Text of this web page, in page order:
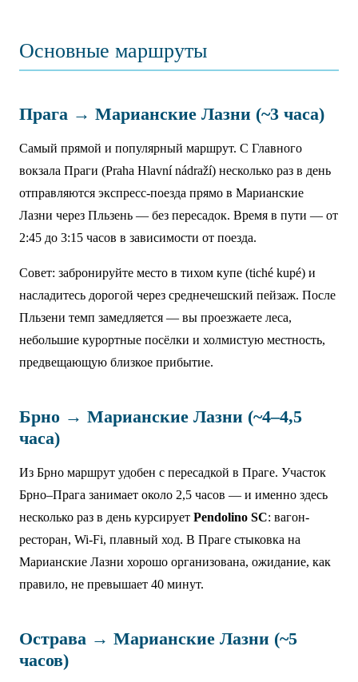
Основные маршруты
Прага → Марианские Лазни (~3 часа)
Самый прямой и популярный маршрут. С Главного
вокзала Праги (Praha Hlavní nádraží) несколько раз в день
отправляются экспресс-поезда прямо в Марианские
Лазни через Пльзень — без пересадок. Время в пути — от
2:45 до 3:15 часов в зависимости от поезда.
Совет: забронируйте место в тихом купе (tiché kupé) и
насладитесь дорогой через среднечешский пейзаж. После
Пльзени темп замедляется — вы проезжаете леса,
небольшие курортные посёлки и холмистую местность,
предвещающую близкое прибытие.
Брно → Марианские Лазни (~4–4,5
часа)
Из Брно маршрут удобен с пересадкой в Праге. Участок
Брно–Прага занимает около 2,5 часов — и именно здесь
несколько раз в день курсирует Pendolino SC: вагон-
ресторан, Wi-Fi, плавный ход. В Праге стыковка на
Марианские Лазни хорошо организована, ожидание, как
правило, не превышает 40 минут.
Острава → Марианские Лазни (~5
часов)